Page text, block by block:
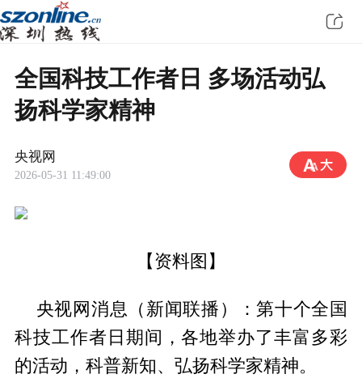
全国科技工作者日 多场活动弘
扬科学家精神
央视网
2026-05-31 11:49:00
【资料图】
央视网消息（新闻联播）：第十个全国
科技工作者日期间，各地举办了丰富多彩
的活动，科普新知、弘扬科学家精神。